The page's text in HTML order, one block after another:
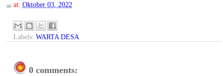
at: Oktober 03, 2022
Labels: WARTA DESA
0 comments: